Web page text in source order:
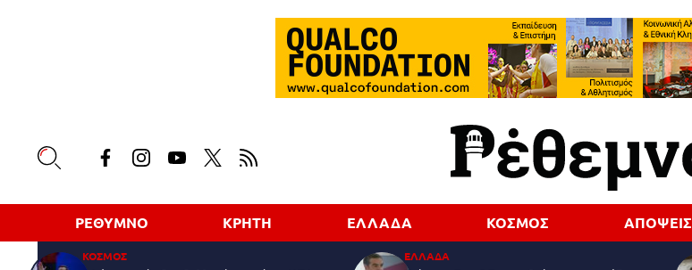
ΡΕΘΥΜΝΟ ΚΡΗΤΗ ΕΛΛΑΔΑ ΚΟΣΜΟΣ ΑΠΟΨΕΙΣ
ΚΟΣΜΟΣ ΕΛΛΑΔΑ